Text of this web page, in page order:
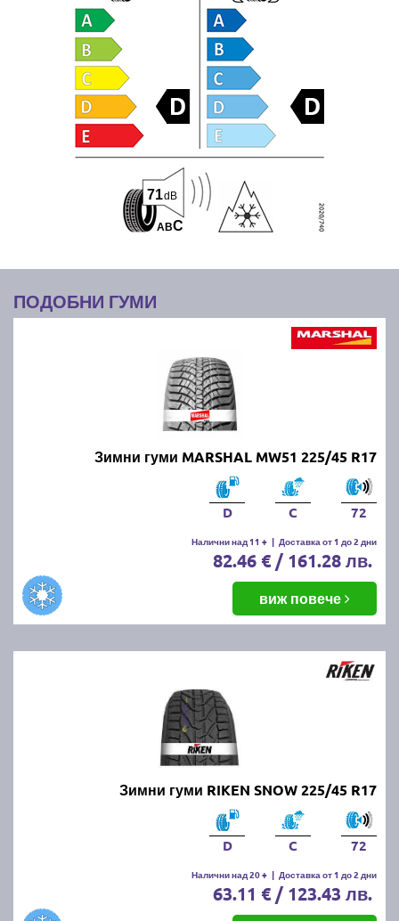
ABC
71dB
ПОДОБНИ ГУМИ
Зимни гуми MARSHAL MW51 225/45 R17
D C 72
Налични над 11 + | Доставка от 1 до 2 дни
82.46 € / 161.28 лв.
виж повече
Зимни гуми RIKEN SNOW 225/45 R17
D C 72
Налични над 20 + | Доставка от 1 до 2 дни
63.11 € / 123.43 лв.